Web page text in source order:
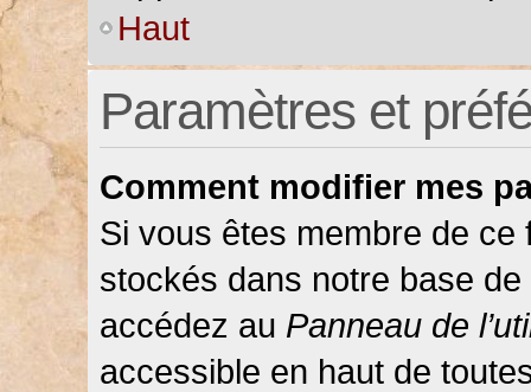
Haut
Paramètres et
Comment modifier mes
Si vous êtes membre de
stockés dans notre base
accédez au Panneau de
accessible en haut de